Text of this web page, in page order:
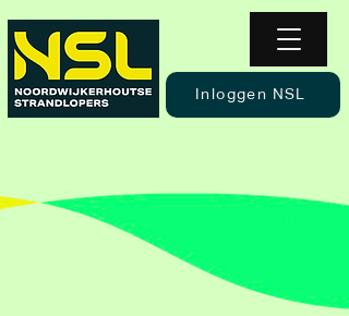
Inloggen NSL